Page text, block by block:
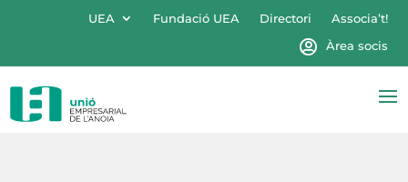
UEA Fundació UEA Directori
Associa’t!
Àrea socis